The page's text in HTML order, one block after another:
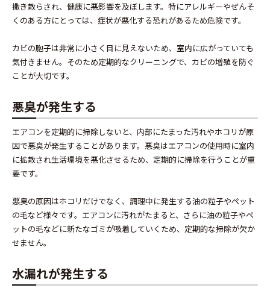
撒き散らされ、健康に悪影響を及ぼします。特にアレルギーやぜんそ
くのある方にとっては、症状が悪化する恐れがあるため危険です。
カビの胞子は非常に小さく目に見えないため、室内に広がっていても
気付きません。そのため定期的なクリーニングで、カビの増殖を防ぐ
ことが大切です。
悪臭が発生する
エアコンを定期的に掃除しないと、内部にたまった汚れやホコリが原
因で悪臭が発生することがあります。悪臭はエアコンの使用時に室内
に拡散され生活環境を悪化させるため、定期的に掃除を行うことが重
要です。
悪臭の原因はホコリだけでなく、調理中に発生する油の粒子やペット
の毛など様々です。エアコンに汚れがたまると、さらに油の粒子やペ
ットの毛などに新たなゴミが吸着していくため、定期的な掃除が欠か
せません。
水漏れが発生する